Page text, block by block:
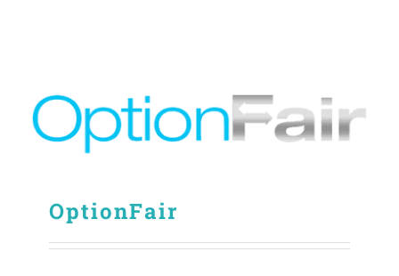
OptionFair